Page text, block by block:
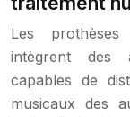
Les
intègrent des
capables de
musicaux des